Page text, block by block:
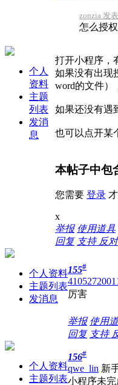
个人
资料
主题
列表
发消
息
zonzia 发
怎么授
打开小程序，
如果没有出现
word的文件）
如果还没有遇
也可以点开某
本帖子中包
您需要 登录
x
举报 使用道具
回复 支持 反对
个人资料
主题列表
发消息
155#
厉害
举报 使用
回复 支持
个人资料
主题列表
156#
qwe_lin 新
小程序未